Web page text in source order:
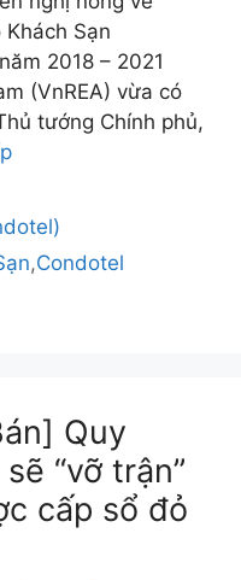
Sạn
2018 – 2021
(VnREA) vừa có
tướng Chính phủ,
,Condotel
Quy
“vỡ trận”
cấp sổ đỏ